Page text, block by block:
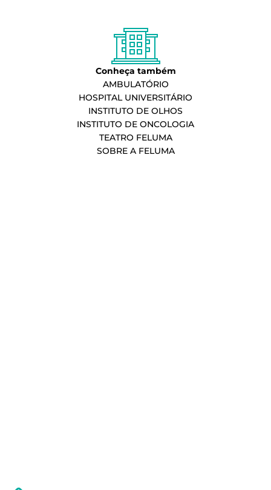
Conheça também
AMBULATÓRIO
HOSPITAL UNIVERSITÁRIO
INSTITUTO DE OLHOS
INSTITUTO DE ONCOLOGIA
TEATRO FELUMA
SOBRE A FELUMA